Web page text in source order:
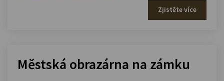
Zjistěte více
Městská obrazárna na zámku